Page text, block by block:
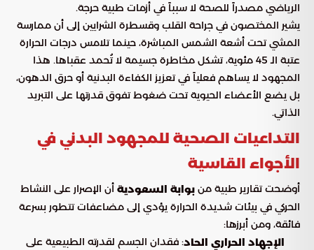
الرياضي مصدراً للصحة لا سبباً في أزمات طبية حرجة.
يشير المختصون في جراحة القلب وقسطرة الشرايين إلى أن ممارسة
المشي تحت أشعة الشمس المباشرة، حينما تلامس درجات الحرارة
عتبة الـ 45 مئوية، تشكل مخاطرة جسيمة لا تُحمد عقباها. هذا
المجهود لا يساهم فعلياً في تعزيز الكفاءة البدنية أو حرق الدهون،
بل يضع الأعضاء الحيوية تحت ضغوط تفوق قدرتها على التبريد
الذاتي.
التداعيات الصحية للمجهود البدني في
الأجواء القاسية
أوضحت تقارير طبية من بوابة السعودية أن الإصرار على النشاط
الحركي في بيئات شديدة الحرارة يؤدي إلى مضاعفات تتطور بسرعة
فائقة، ومن أبرزها:
الإجهاد الحراري الحاد: فقدان الجسم لقدرته الطبيعية على